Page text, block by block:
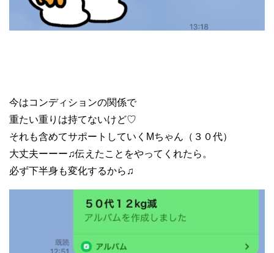
今はコンディションの関係で
重たい重りは持てないけど♡
それも含めてサポートしていくMちゃん（３０代）
大丈夫ーーー♫伝えたことをやってくれたら。
必ず下半身も変化するから♫